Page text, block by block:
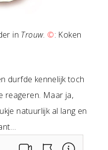
in Trouw. ©: Koken
durfde kennelijk toch
reageren. Maar ja,
natuurlijk al lang en